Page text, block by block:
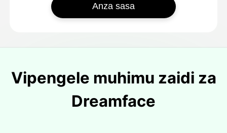
Anza sasa
Vipengele muhimu zaidi za
Dreamface